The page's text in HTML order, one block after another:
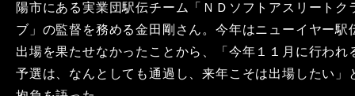
陽市にある実業団駅伝チーム「ＮＤソフトアスリートク
ブ」の監督を務める金田剛さん。今年はニューイヤー駅
出場を果たせなかったことから、「今年１１月に行われ
予選は、なんとしても通過し、来年こそは出場したい」